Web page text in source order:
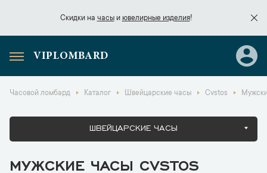
Скидки на часыи ювелирные изделия!
Скидки начасы
VIPLOMBARD
Часовой ломбард Каталог Швейцарские часы Cvstos
ШВЕЙЦАРСКИЕ ЧАСЫ
МУЖСКИЕ ЧАСЫ CVSTOS